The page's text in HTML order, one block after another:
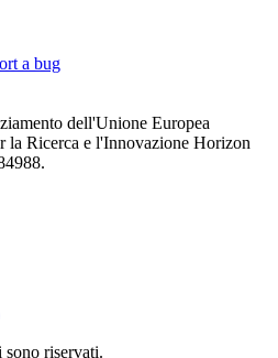
a bug
dell'Unione Europea
la Ricerca e l'Innovazione Horizon
riservati.